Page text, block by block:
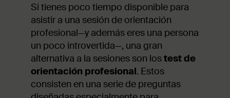
Si tienes poco tiempo disponible para
asistir a una sesión de orientación
profesional—y además eres una persona
un poco introvertida—, una gran
alternativa a la sesiones son lostest de
orientación profesional. Estos
consisten en una serie de preguntas